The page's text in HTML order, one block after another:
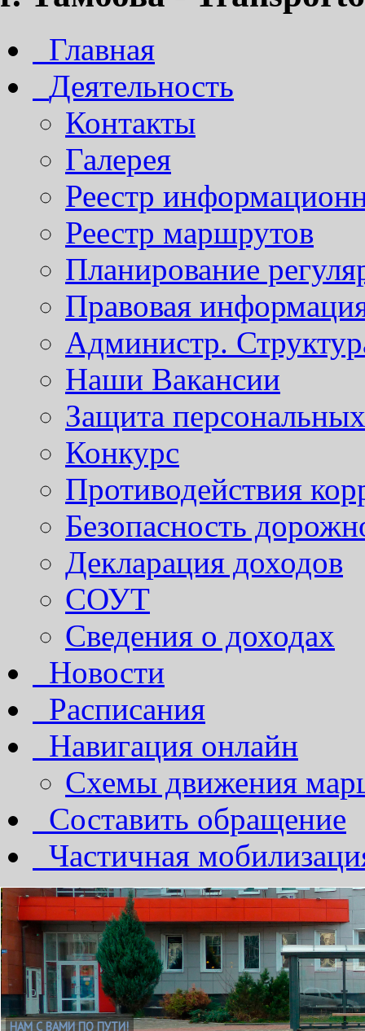
Главная
Деятельность
Контакты
Галерея
Реестр
Реестр маршрутов
Планирование
Правовая
Администр.
Наши Вакансии
Защита
Конкурс
Противодействия
Безопасность
Декларация доходов
СОУТ
Сведения о доходах
Новости
Расписания
Навигация онлайн
Схемы движения
Составить обращение
Частичная
НАМ С ВАМИ ПО ПУТИ!